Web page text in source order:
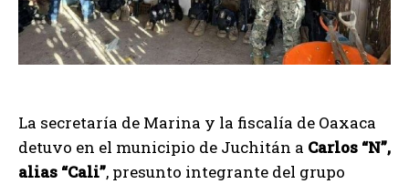
La secretaría de Marina y la fiscalía de Oaxaca
detuvo en el municipio de Juchitán a Carlos “N”,
alias “Cali”, presunto integrante del grupo